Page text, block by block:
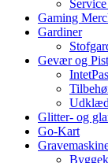
Gaming
Gardiner
Gevær og
Glitter- og
Go-Kart